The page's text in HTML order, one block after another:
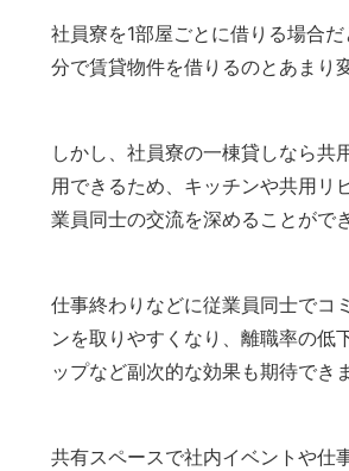
社員寮を1部屋ごとに借りる場合
分で賃貸物件を借りるのとあまり
しかし、社員寮の一棟貸しなら共
用できるため、キッチンや共用リ
業員同士の交流を深めることがで
仕事終わりなどに従業員同士でコ
ンを取りやすくなり、離職率の低
ップなど副次的な効果も期待できま
共有スペースで社内イベントや仕